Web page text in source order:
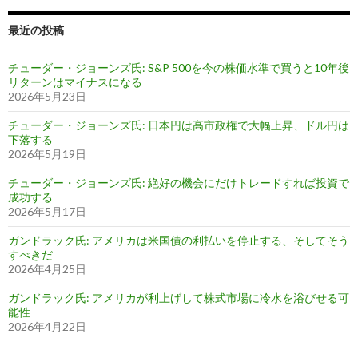
最近の投稿
チューダー・ジョーンズ氏: S&P 500を今の株価水準で買うと10年後
リターンはマイナスになる
2026年5月23日
チューダー・ジョーンズ氏: 日本円は高市政権で大幅上昇、ドル円は
下落する
2026年5月19日
チューダー・ジョーンズ氏: 絶好の機会にだけトレードすれば投資で
成功する
2026年5月17日
ガンドラック氏: アメリカは米国債の利払いを停止する、そしてそう
すべきだ
2026年4月25日
ガンドラック氏: アメリカが利上げして株式市場に冷水を浴びせる可
能性
2026年4月22日